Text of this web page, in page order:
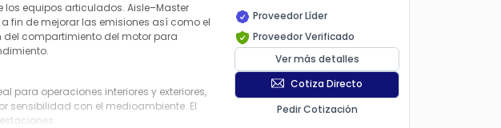
los equipos articulados. Aisle–Master
fin de mejorar las emisiones así como el
compartimiento del motor para
para operaciones interiores y exteriores,
sensibilidad con el medioambiente. El
Proveedor Líder
Proveedor Verificado
Ver más detalles
Cotiza Directo
Pedir Cotización